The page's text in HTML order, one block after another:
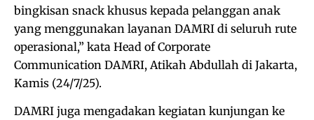
bingkisan snack khusus kepada pelanggan anak
yang menggunakan layanan DAMRI di seluruh rute
operasional,” kata Head of Corporate
Communication DAMRI, Atikah Abdullah di Jakarta,
Kamis (24/7/25).
DAMRI juga mengadakan kegiatan kunjungan ke